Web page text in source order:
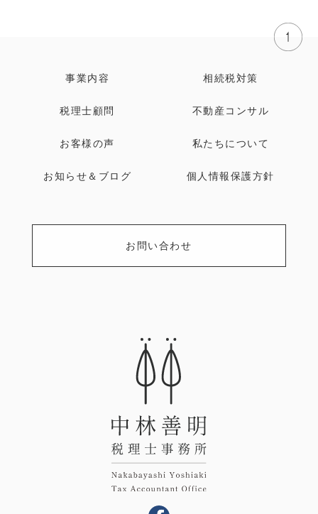
事業内容 相続税対策
税理士顧問 不動産コンサル
お客様の声 私たちについて
お知らせ＆ブログ 個人情報保護方針
お問い合わせ